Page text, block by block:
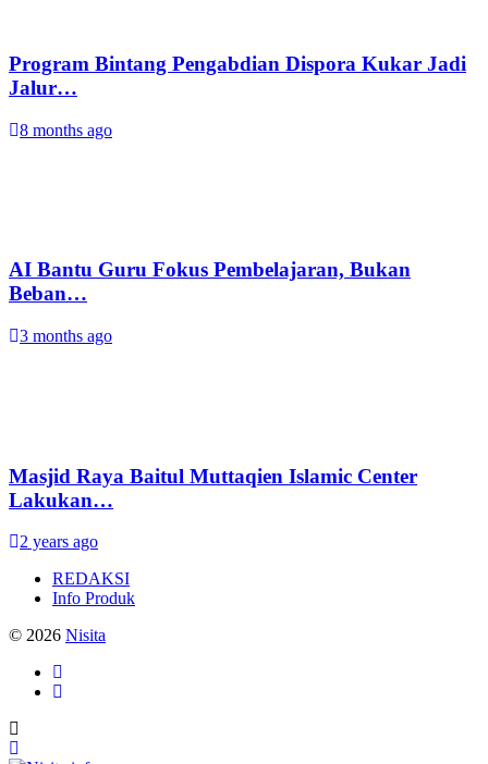
Program Bintang Pengabdian Dispora Kukar Jadi
Jalur…
8 months ago
AI Bantu Guru Fokus Pembelajaran, Bukan
Beban…
3 months ago
Masjid Raya Baitul Muttaqien Islamic Center
Lakukan…
2 years ago
REDAKSI
Info Produk
© 2026 Nisita